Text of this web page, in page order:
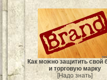
Как можно защитить свой
и торговую марку
[Надо знать]